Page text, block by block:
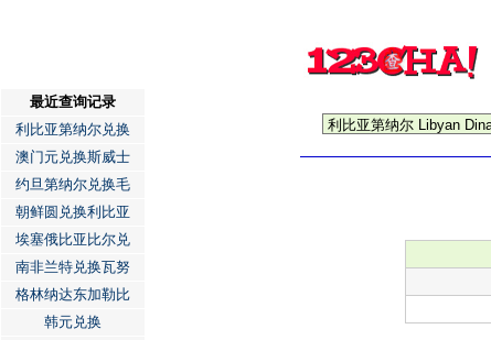
最近查询记录
利比亚第纳尔兑换
澳门元兑换斯威士
约旦第纳尔兑换毛
朝鲜圆兑换利比亚
埃塞俄比亚比尔兑
南非兰特兑换瓦努
格林纳达东加勒比
韩元兑换